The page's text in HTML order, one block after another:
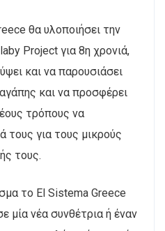
θα υλοποιήσει την
Project για 8η χρονιά,
και να παρουσιάσει
και να προσφέρει
τρόπους να
τους για τους μικρούς
τους.
το El Sistema Greece
μία νέα συνθέτρια ή έναν